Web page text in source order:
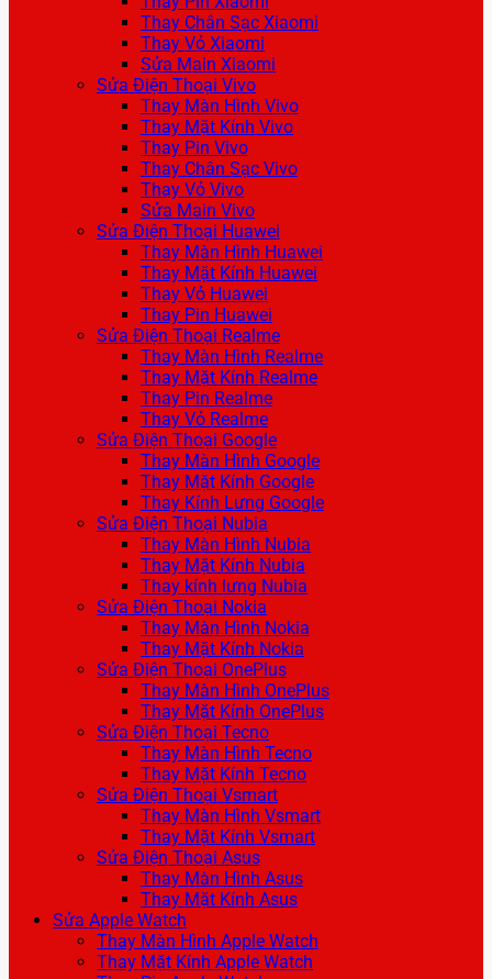
Thay Chân Sạc Xiaomi
Thay Vỏ Xiaomi
Sửa Main Xiaomi
Sửa Điện Thoại Vivo
Thay Màn Hình Vivo
Thay Mặt Kính Vivo
Thay Pin Vivo
Thay Chân Sạc Vivo
Thay Vỏ Vivo
Sửa Main Vivo
Sửa Điện Thoại Huawei
Thay Màn Hình Huawei
Thay Mặt Kính Huawei
Thay Vỏ Huawei
Thay Pin Huawei
Sửa Điện Thoại Realme
Thay Màn Hình Realme
Thay Mặt Kính Realme
Thay Pin Realme
Thay Vỏ Realme
Sửa Điện Thoại Google
Thay Màn Hình Google
Thay Mặt Kính Google
Thay Kính Lưng Google
Sửa Điện Thoại Nubia
Thay Màn Hình Nubia
Thay Mặt Kính Nubia
Thay kính lưng Nubia
Sửa Điện Thoại Nokia
Thay Màn Hình Nokia
Thay Mặt Kính Nokia
Sửa Điện Thoại OnePlus
Thay Màn Hình OnePlus
Thay Mặt Kính OnePlus
Sửa Điện Thoại Tecno
Thay Màn Hình Tecno
Thay Mặt Kính Tecno
Sửa Điện Thoại Vsmart
Thay Màn Hình Vsmart
Thay Mặt Kính Vsmart
Sửa Điện Thoại Asus
Thay Màn Hình Asus
Thay Mặt Kính Asus
Sửa Apple Watch
Thay Màn Hình Apple Watch
Thay Mặt Kính Apple Watch